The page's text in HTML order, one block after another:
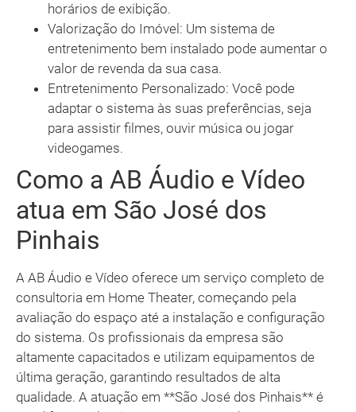
horários de exibição.
Valorização do Imóvel: Um sistema de
entretenimento bem instalado pode aumentar o
valor de revenda da sua casa.
Entretenimento Personalizado: Você pode
adaptar o sistema às suas preferências, seja
para assistir filmes, ouvir música ou jogar
videogames.
Como a AB Áudio e Vídeo
atua em São José dos
Pinhais
A AB Áudio e Vídeo oferece um serviço completo de
consultoria em Home Theater, começando pela
avaliação do espaço até a instalação e configuração
do sistema. Os profissionais da empresa são
altamente capacitados e utilizam equipamentos de
última geração, garantindo resultados de alta
qualidade. A atuação em **São José dos Pinhais** é